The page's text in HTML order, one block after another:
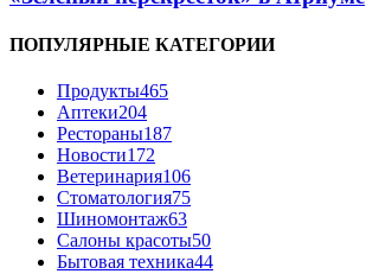
ПОПУЛЯРНЫЕ КАТЕГОРИИ
Продукты465
Аптеки204
Рестораны187
Новости172
Ветеринария106
Стоматология75
Шиномонтаж63
Салоны красоты50
Бытовая техника44